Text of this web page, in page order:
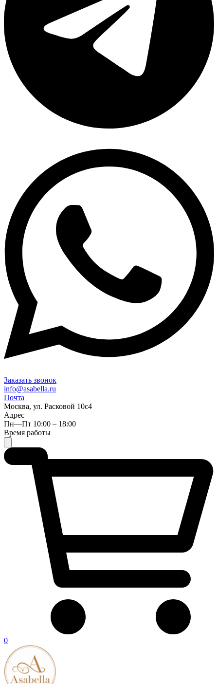
Заказать звонок
info@asabella.ru
Почта
Москва, ул. Расковой 10с4
Адрес
Пн—Пт 10:00 – 18:00
Время работы
0